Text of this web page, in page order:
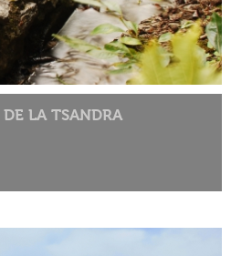
LA TSANDRA